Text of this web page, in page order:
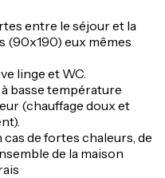
entre le séjour et la
(90x190) eux mêmes
linge et WC.
basse température
(chauffage doux et
cas de fortes chaleurs, de
de la maison